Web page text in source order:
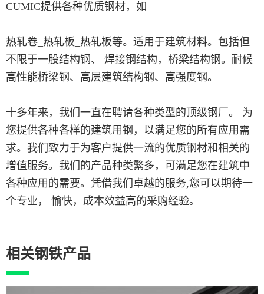
CUMIC提供各种优质钢材，如
热轧卷_热轧板_热轧板等。适用于建筑材料。包括但
不限于一股结构钢、 焊接钢结构，桥梁结构钢。耐候
高性能桥梁钢、高层建筑结构钢、高强度钢。
十多年来，我们一直在聘请各种类型的顶级钢厂。 为
您提供各种各样的建筑用钢，以满足您的所有应用需
求。我们致力于为客户提供一流的优质钢材和相关的
增值服务。我们的产品种类繁多，可满足您在建筑中
各种应用的需要。凭借我们卓越的服务,您可以期待一
个专业， 愉快，成本效益高的采购经验。
相关钢铁产品